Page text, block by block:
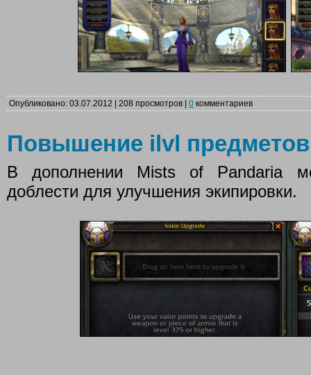
Опубликовано: 03.07.2012 | 208 просмотров | 0 комментариев
Повышение ilvl
В дополнении Mists of Pandaria
доблести для улучшения экипировки.